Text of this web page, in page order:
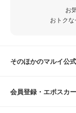
お
おトク
そのほかのマルイ公
会員登録・エポスカ